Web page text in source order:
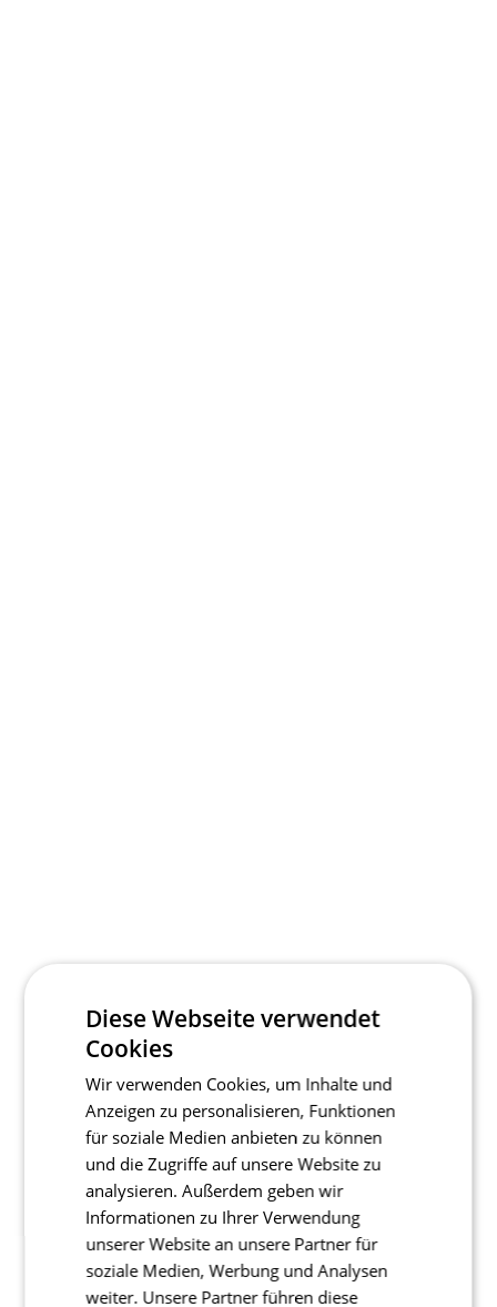
Diese Webseite verwendet
Cookies
Wir verwenden Cookies, um Inhalte und
Anzeigen zu personalisieren, Funktionen
für soziale Medien anbieten zu können
und die Zugriffe auf unsere Website zu
analysieren. Außerdem geben wir
Informationen zu Ihrer Verwendung
unserer Website an unsere Partner für
soziale Medien, Werbung und Analysen
weiter. Unsere Partner führen diese